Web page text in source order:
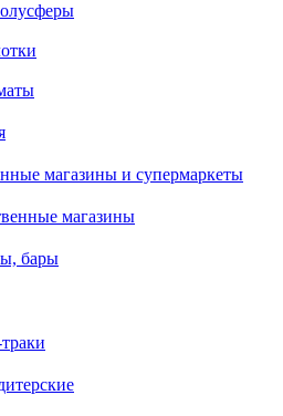
магазины и супермаркеты
магазины
бары